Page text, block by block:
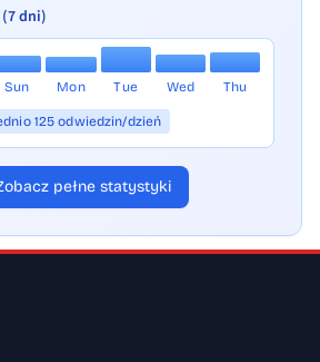
dni)
Sun Mon Tue Wed Thu
125 odwiedzin/dzień
pełne statystyki